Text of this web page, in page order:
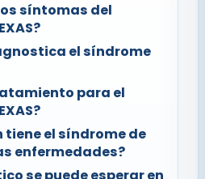
síntomas del
el síndrome
para el
tiene el síndrome de
enfermedades?